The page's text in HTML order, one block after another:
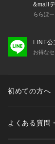
&mall
ららぽ
LINE公
お得な
初めての方へ
よくある質問